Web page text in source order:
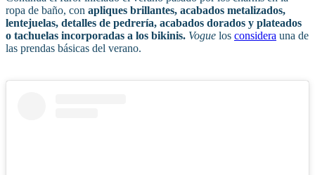
ropa de baño, con apliques brillantes, acabados metalizados,
lentejuelas, detalles de pedrería, acabados dorados y plateados
o tachuelas incorporadas a los bikinis. Vogue los considera una de
las prendas básicas del verano.